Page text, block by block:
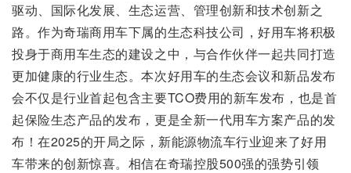
驱动、国际化发展、生态运营、管理创新和技术创新之
路。作为奇瑞商用车下属的生态科技公司，好用车将积极
投身于商用车生态的建设之中，与合作伙伴一起共同打造
更加健康的行业生态。本次好用车的生态会议和新品发布
会不仅是行业首起包含主要TCO费用的新车发布，也是首
起保险生态产品的发布，更是全新一代用车方案产品的发
布！在2025的开局之际，新能源物流车行业迎来了好用
车带来的创新惊喜。相信在奇瑞控股500强的强势引领